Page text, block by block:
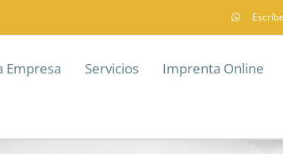
Empresa Servicios Imprenta Online